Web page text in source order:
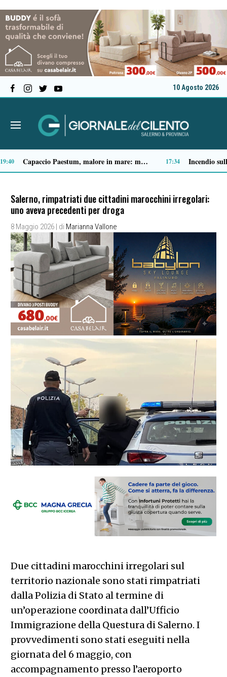
10 Agosto 2026
Spari a Pastena, il ventenne ferito lascia l’ospedale: si indaga sul vero obiettivo 09:04
Salerno, rimpatriati due cittadini marocchini irregolari:
uno aveva precedenti per droga
8 Maggio 2026 | di Marianna Vallone
Due cittadini marocchini irregolari sul
territorio nazionale sono stati rimpatriati
dalla Polizia di Stato al termine di
un’operazione coordinata dall’Ufficio
Immigrazione della Questura di Salerno. I
provvedimenti sono stati eseguiti nella
giornata del 6 maggio, con
accompagnamento presso l’aeroporto